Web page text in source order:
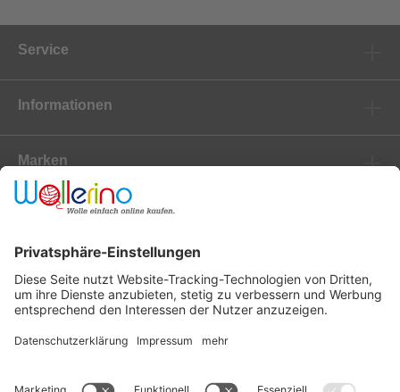
Service
Informationen
Marken
Newsletter
Versanddienstleister